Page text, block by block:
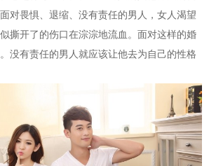
对畏惧、退缩、没有责任的男人，女人渴望
撕开了的伤口在淙淙地流血。面对这样的婚
没有责任的男人就应该让他去为自己的性格